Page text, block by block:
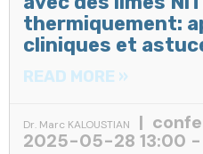
thermiquement:
cliniques et
READ MORE »
Dr. Marc KALOUSTIAN
2025-05-28 13:00 -